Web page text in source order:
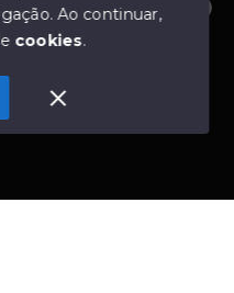
para te ajudar.
∴ Corretor de Imóveis
Avaliador CNAI 37357
Ao continuar,
cookies.